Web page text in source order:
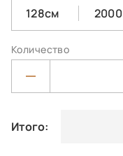
128см 2000
Количество
Итого: